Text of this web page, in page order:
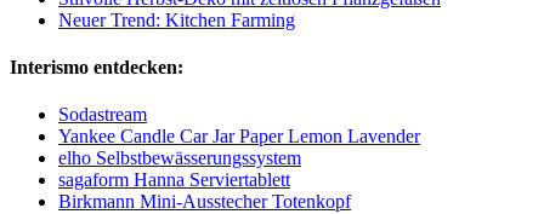
Neuer Trend: Kitchen Farming
Interismo entdecken:
Sodastream
Yankee Candle Car Jar Paper Lemon Lavender
elho Selbstbewässerungssystem
sagaform Hanna Serviertablett
Birkmann Mini-Ausstecher Totenkopf